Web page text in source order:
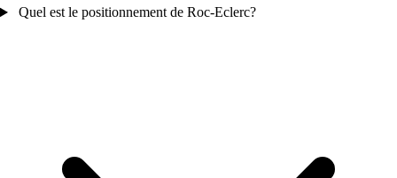
Quel est le positionnement de Roc-Eclerc?